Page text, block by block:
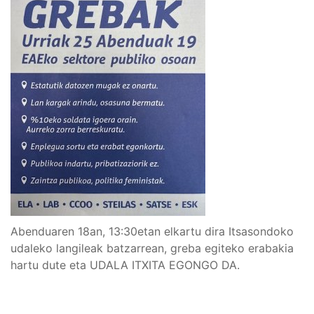
Abenduaren 18an, 13:30etan elkartu dira Itsasondoko
udaleko langileak batzarrean, greba egiteko erabakia
hartu dute eta UDALA ITXITA EGONGO DA.